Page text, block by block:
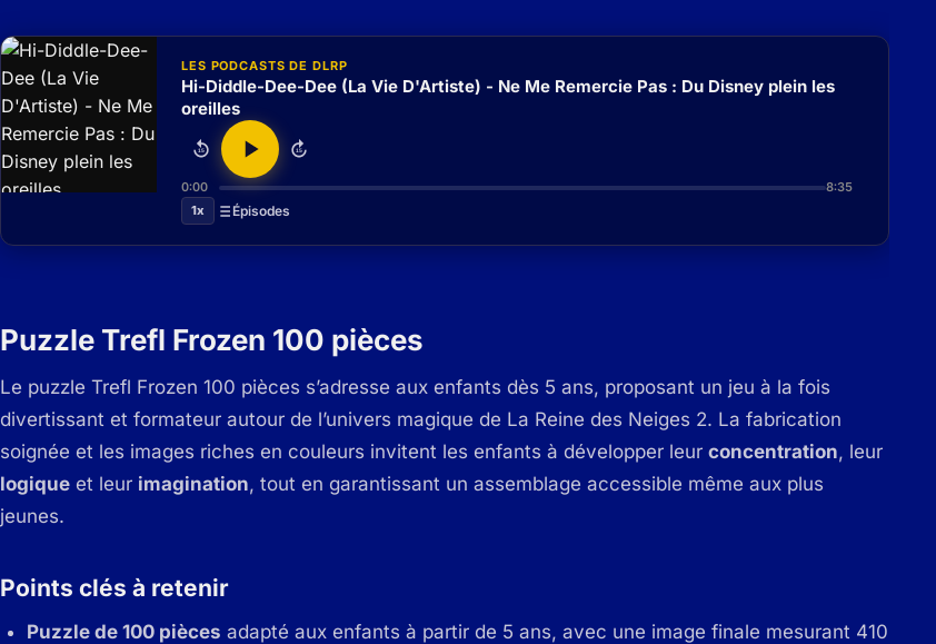
LES PODCASTS DE DLRP
Hi-Diddle-Dee-Dee (La Vie D'Artiste) - Ne Me Remercie Pas : Du Disney plein les
oreilles
15 15
0:00
8:35
1x
Épisodes
Puzzle Trefl Frozen 100 pièces
Le puzzle Trefl Frozen 100 pièces s’adresse aux enfants dès 5 ans, proposant un jeu à la fois
divertissant et formateur autour de l’univers magique de La Reine des Neiges 2. La fabrication
soignée et les images riches en couleurs invitent les enfants à développer leur concentration, leur
logique et leur imagination, tout en garantissant un assemblage accessible même aux plus
jeunes.
Points clés à retenir
Puzzle de 100 pièces adapté aux enfants à partir de 5 ans, avec une image finale mesurant 410